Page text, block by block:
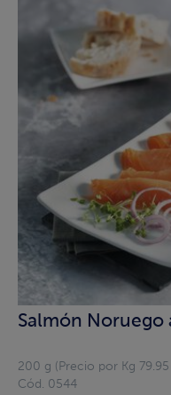
Salmón Noruego
200 g (Precio por Kg 79.95
Cód. 0544